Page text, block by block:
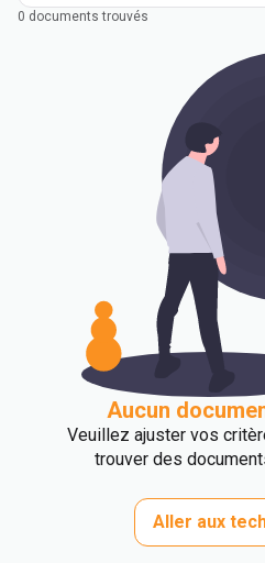
0 documents trouvés
Aucun
Veuillez ajuster vos
trouver des
Aller aux